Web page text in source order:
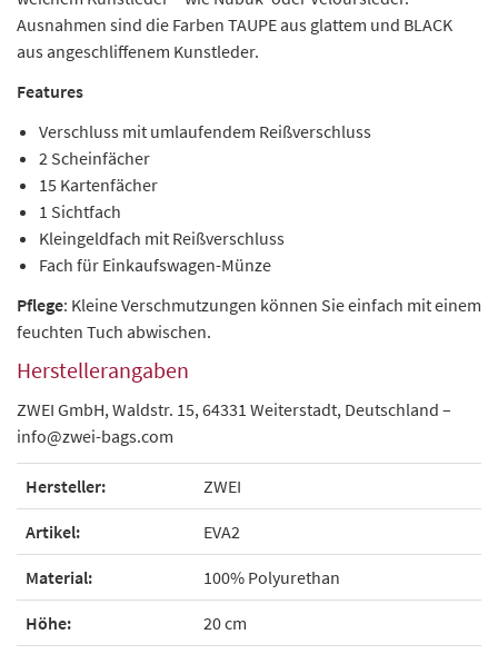
Ausnahmen sind die Farben TAUPE aus glattem und BLACK
aus angeschliffenem Kunstleder.
Features
Verschluss mit umlaufendem Reißverschluss
2 Scheinfächer
15 Kartenfächer
1 Sichtfach
Kleingeldfach mit Reißverschluss
Fach für Einkaufswagen-Münze
Pflege: Kleine Verschmutzungen können Sie einfach mit einem
feuchten Tuch abwischen.
Herstellerangaben
ZWEI GmbH, Waldstr. 15, 64331 Weiterstadt, Deutschland –
info@zwei-bags.com
Hersteller: ZWEI
Artikel: EVA2
Material: 100% Polyurethan
Höhe: 20 cm